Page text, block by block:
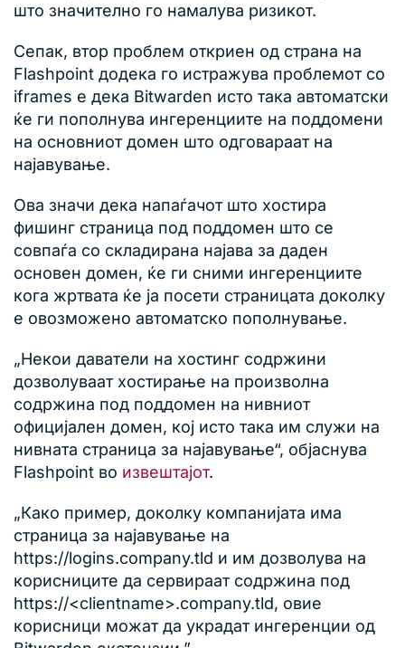
што значително го намалува ризикот.
Сепак, втор проблем откриен од страна на
Flashpoint додека го истражува проблемот со
iframes е дека Bitwarden исто така автоматски
ќе ги пополнува ингеренциите на поддомени
на основниот домен што одговараат на
најавување.
Ова значи дека напаѓачот што хостира
фишинг страница под поддомен што се
совпаѓа со складирана најава за даден
основен домен, ќе ги сними ингеренциите
кога жртвата ќе ја посети страницата доколку
е овозможено автоматско пополнување.
„Некои даватели на хостинг содржини
дозволуваат хостирање на произволна
содржина под поддомен на нивниот
официјален домен, кој исто така им служи на
нивната страница за најавување“, објаснува
Flashpoint во извештајот.
„Како пример, доколку компанијата има
страница за најавување на
https://logins.company.tld и им дозволува на
корисниците да сервираат содржина под
https://<clientname>.company.tld, овие
корисници можат да украдат ингеренции од